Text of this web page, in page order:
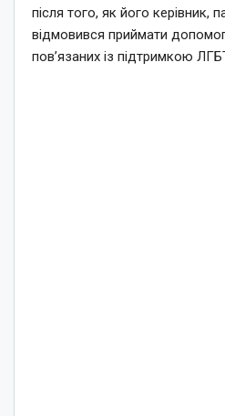
після того, як його керівник,
відмовився приймати
пов’язаних із підтримкою